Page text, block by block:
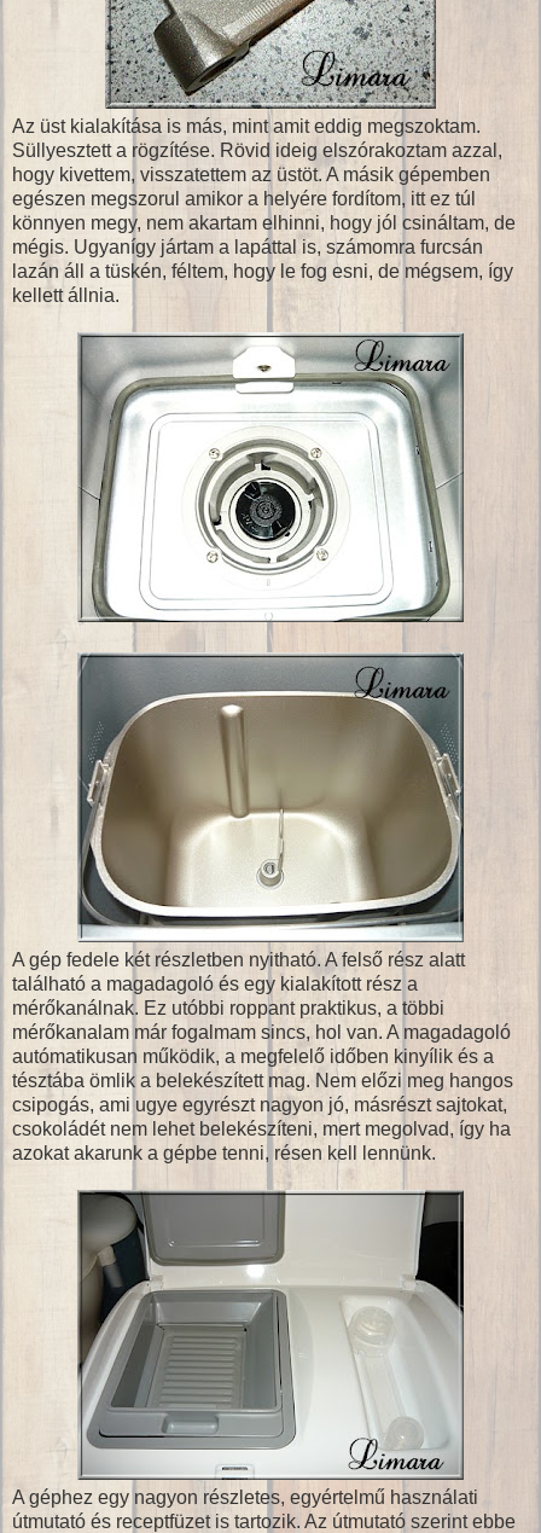
Az üst kialakítása is más, mint amit eddig megszoktam.
Süllyesztett a rögzítése. Rövid ideig elszórakoztam azzal,
hogy kivettem, visszatettem az üstöt. A másik gépemben
egészen megszorul amikor a helyére fordítom, itt ez túl
könnyen megy, nem akartam elhinni, hogy jól csináltam, de
mégis. Ugyanígy jártam a lapáttal is, számomra furcsán
lazán áll a tüskén, féltem, hogy le fog esni, de mégsem, így
kellett állnia.
A gép fedele két részletben nyitható. A felső rész alatt
található a magadagoló és egy kialakított rész a
mérőkanálnak. Ez utóbbi roppant praktikus, a többi
mérőkanalam már fogalmam sincs, hol van. A magadagoló
autómatikusan működik, a megfelelő időben kinyílik és a
tésztába ömlik a belekészített mag. Nem előzi meg hangos
csipogás, ami ugye egyrészt nagyon jó, másrészt sajtokat,
csokoládét nem lehet belekészíteni, mert megolvad, így ha
azokat akarunk a gépbe tenni, résen kell lennünk.
A géphez egy nagyon részletes, egyértelmű használati
útmutató és receptfüzet is tartozik. Az útmutató szerint ebbe